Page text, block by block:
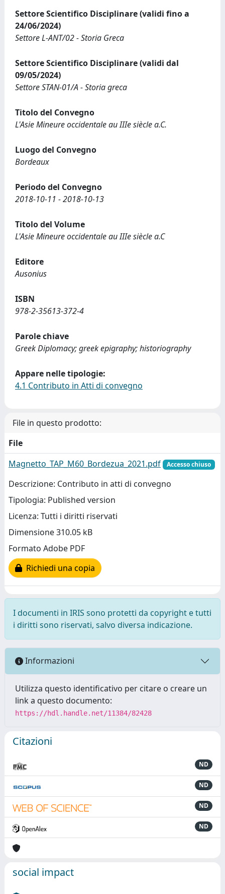
Settore Scientifico Disciplinare (validi fino a
24/06/2024)
Settore L-ANT/02 - Storia Greca
Settore Scientifico Disciplinare (validi dal
09/05/2024)
Settore STAN-01/A - Storia greca
Titolo del Convegno
L'Asie Mineure occidentale au IIIe siècle a.C.
Luogo del Convegno
Bordeaux
Periodo del Convegno
2018-10-11 - 2018-10-13
Titolo del Volume
L'Asie Mineure occidentale au IIIe siècle a.C
Editore
Ausonius
ISBN
978-2-35613-372-4
Parole chiave
Greek Diplomacy; greek epigraphy; historiography
Appare nelle tipologie:
4.1 Contributo in Atti di convegno
File in questo prodotto:
File
Magnetto_TAP_M60_Bordezua_2021.pdf
Accesso chiuso
Descrizione: Contributo in atti di convegno
Tipologia: Published version
Licenza: Tutti i diritti riservati
Dimensione 310.05 kB
Formato Adobe PDF
Richiedi una copia
I documenti in IRIS sono protetti da copyright e tutti
i diritti sono riservati, salvo diversa indicazione.
Informazioni
Utilizza questo identificativo per citare o creare un
link a questo documento:
https://hdl.handle.net/11384/82428
Citazioni
ND
ND
ND
ND
social impact